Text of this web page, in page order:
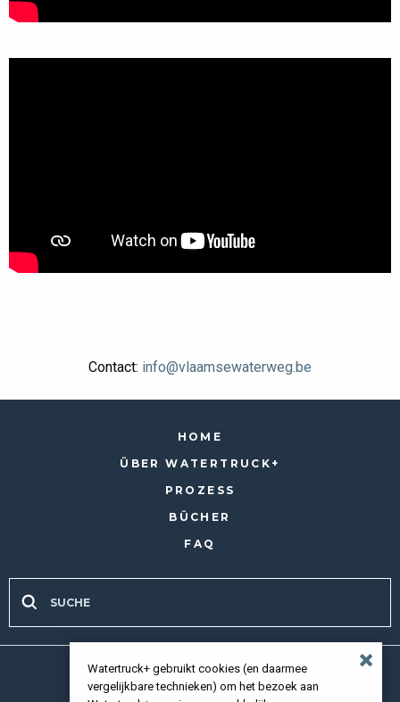
Contact: info@vlaamsewaterweg.be
HOME
ÜBER WATERTRUCK+
PROZESS
BÜCHER
FAQ
Alle Rechte vorbehalten 2026 |
Watertruck+ gebruikt cookies (en daarmee
vergelijkbare technieken) om het bezoek aan